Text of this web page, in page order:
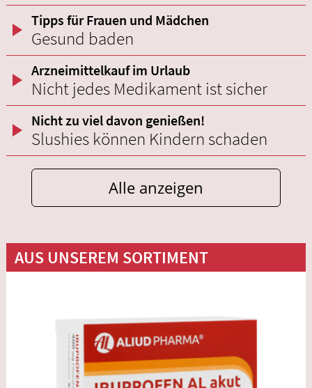
Tipps für Frauen und Mädchen
Gesund baden
Arzneimittelkauf im Urlaub
Nicht jedes Medikament ist sicher
Nicht zu viel davon genießen!
Slushies können Kindern schaden
Alle anzeigen
AUS UNSEREM SORTIMENT